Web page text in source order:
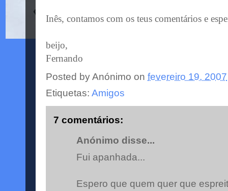
Inês, contamos com os teus comentários e
beijo,
Fernando
Posted byAnónimo on fevereiro 19, 2007
Etiquetas: Amigos
7 comentários:
Anónimo disse...
Fui apanhada...
Espero que quem quer que